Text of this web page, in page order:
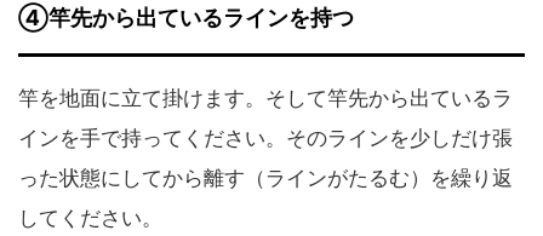
④竿先から出ているラインを持つ
竿を地面に立て掛けます。そして竿先から出ているラ
インを手で持ってください。そのラインを少しだけ張
った状態にしてから離す（ラインがたるむ）を繰り返
してください。